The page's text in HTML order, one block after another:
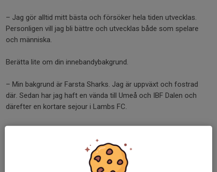
– Jag gör alltid mitt bästa och försöker hela tiden utvecklas.
Personligen vill jag bli bättre och utvecklas både som spelare
och människa.
Berätta lite om din innebandybakgrund.
– Min bakgrund är Farsta Sharks. Jag är uppväxt och fostrad
där. Sedan har jag haft en vända till Umeå och IBF Dalen och
därefter en kortare sejour i Lambs FC.
Vad skulle du säga är dina största styrkor som spelare?
– Mina styrkor ligger framför allt i mentaliteten, pannbenet och